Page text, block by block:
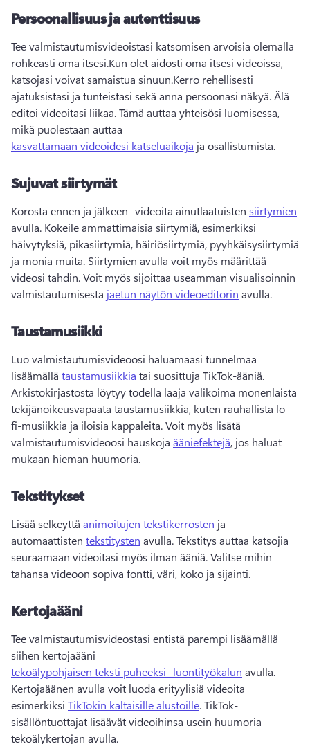
Persoonallisuus ja autenttisuus
Tee valmistautumisvideoistasi katsomisen arvoisia olemalla
rohkeasti oma itsesi.Kun olet aidosti oma itsesi videoissa,
katsojasi voivat samaistua sinuun.Kerro rehellisesti
ajatuksistasi ja tunteistasi sekä anna persoonasi näkyä. Älä
editoi videoitasi liikaa. Tämä auttaa yhteisösi luomisessa,
mikä puolestaan auttaa
kasvattamaan videoidesi katseluaikoja ja osallistumista.
Sujuvat siirtymät
Korosta ennen ja jälkeen -videoita ainutlaatuisten siirtymien
avulla. Kokeile ammattimaisia siirtymiä, esimerkiksi
häivytyksiä, pikasiirtymiä, häiriösiirtymiä, pyyhkäisysiirtymiä
ja monia muita. Siirtymien avulla voit myös määrittää
videosi tahdin. Voit myös sijoittaa useamman visualisoinnin
valmistautumisesta jaetun näytön videoeditorin avulla.
Taustamusiikki
Luo valmistautumisvideoosi haluamaasi tunnelmaa
lisäämällä taustamusiikkia
Arkistokirjastosta löytyy todella laaja valikoima monenlaista
tekijänoikeusvapaata taustamusiikkia, kuten rauhallista lo-
fi-musiikkia ja iloisia kappaleita. Voit myös lisätä
valmistautumisvideoosi hauskoja ääniefektejä, jos haluat
mukaan hieman huumoria.
Tekstitykset
Lisää selkeyttä animoitujen tekstikerrosten ja
automaattisten tekstitysten avulla. Tekstitys auttaa katsojia
seuraamaan videoitasi myös ilman ääniä. Valitse mihin
tahansa videoon sopiva fontti, väri, koko ja sijainti.
Kertojaääni
Tee valmistautumisvideostasi entistä parempi lisäämällä
siihen kertojaääni
tekoälypohjaisen teksti puheeksi -luontityökalun
Kertojaäänen avulla voit luoda erityylisiä videoita
esimerkiksi TikTokin kaltaisille alustoille. TikTok-
sisällöntuottajat lisäävät videoihinsa usein huumoria
tekoälykertojan avulla.